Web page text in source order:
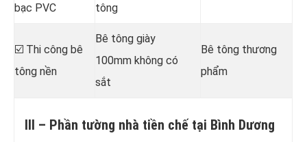
bạc PVC
tông
☑️ Thi công bê
tông nền
Bê tông giày
100mm không có
sắt
Bê tông thương
phẩm
III – Phần tường nhà tiền chế tại Bình Dương